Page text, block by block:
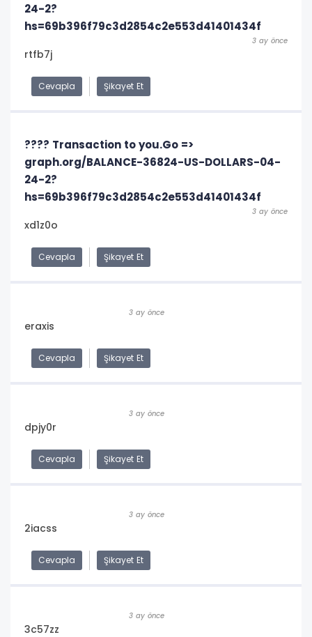
24-2?
hs=69b396f79c3d2854c2e553d41401434f
3 ay önce
rtfb7j
Cevapla Şikayet Et
???? Transaction to you.Go =>
graph.org/BALANCE-36824-US-DOLLARS-04-
24-2?
hs=69b396f79c3d2854c2e553d41401434f
3 ay önce
xd1z0o
Cevapla Şikayet Et
3 ay önce
eraxis
Cevapla Şikayet Et
3 ay önce
dpjy0r
Cevapla Şikayet Et
3 ay önce
2iacss
Cevapla Şikayet Et
3 ay önce
3c57zz